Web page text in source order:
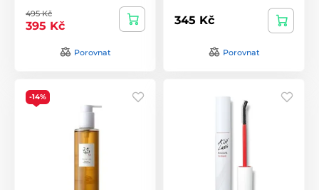
495 Kč
395 Kč
Porovnat
345 Kč
Porovnat
-14%